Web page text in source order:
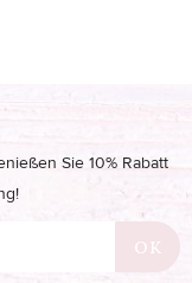
Sie 10% Rabatt